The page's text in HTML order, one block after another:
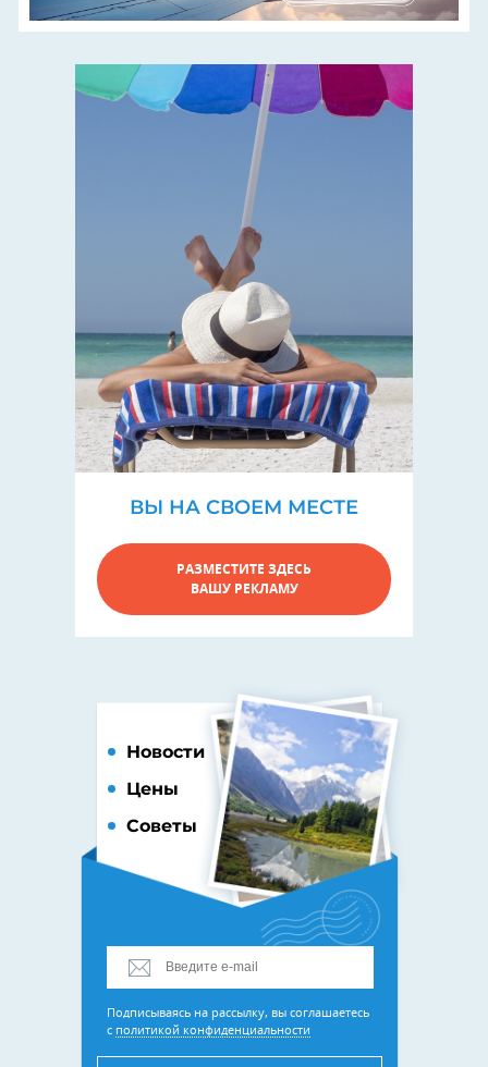
ВЫ НА СВОЕМ МЕСТЕ
РАЗМЕСТИТЕ ЗДЕСЬ
ВАШУ РЕКЛАМУ
Новости
Цены
Советы
Подписываясь на рассылку, вы соглашаетесь
с политикой конфиденциальности